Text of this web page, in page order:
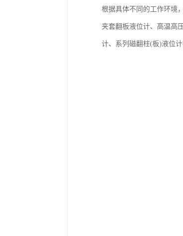
根据具体不同的工作环境
夹套翻板液位计、高温高
计、系列磁翻柱(板)液位计